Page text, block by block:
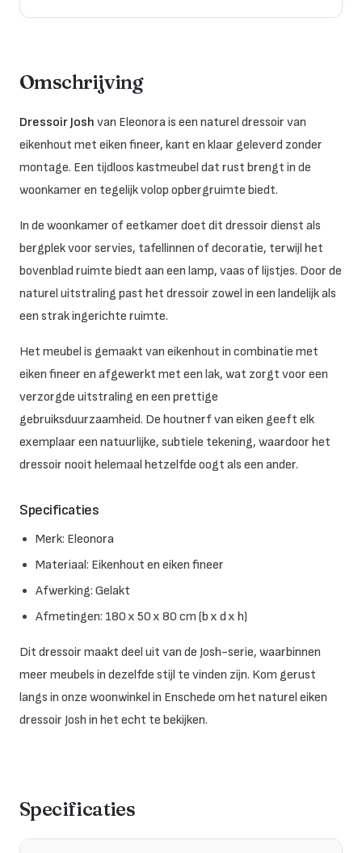
Omschrijving
Dressoir Josh van Eleonora is een naturel dressoir van
eikenhout met eiken fineer, kant en klaar geleverd zonder
montage. Een tijdloos kastmeubel dat rust brengt in de
woonkamer en tegelijk volop opbergruimte biedt.
In de woonkamer of eetkamer doet dit dressoir dienst als
bergplek voor servies, tafellinnen of decoratie, terwijl het
bovenblad ruimte biedt aan een lamp, vaas of lijstjes. Door de
naturel uitstraling past het dressoir zowel in een landelijk als
een strak ingerichte ruimte.
Het meubel is gemaakt van eikenhout in combinatie met
eiken fineer en afgewerkt met een lak, wat zorgt voor een
verzorgde uitstraling en een prettige
gebruiksduurzaamheid. De houtnerf van eiken geeft elk
exemplaar een natuurlijke, subtiele tekening, waardoor het
dressoir nooit helemaal hetzelfde oogt als een ander.
Specificaties
Merk: Eleonora
Materiaal: Eikenhout en eiken fineer
Afwerking: Gelakt
Afmetingen: 180 x 50 x 80 cm (b x d x h)
Dit dressoir maakt deel uit van de Josh-serie, waarbinnen
meer meubels in dezelfde stijl te vinden zijn. Kom gerust
langs in onze woonwinkel in Enschede om het naturel eiken
dressoir Josh in het echt te bekijken.
Specificaties